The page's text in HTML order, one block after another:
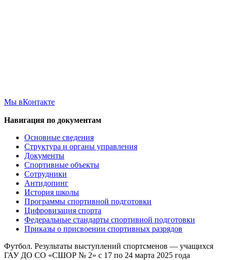
Мы вКонтакте
Навигация по документам
Основные сведения
Структура и органы управления
Документы
Спортивные объекты
Сотрудники
Антидопинг
История школы
Программы спортивной подготовки
Цифровизация спорта
Федеральные стандарты спортивной подготовки
Приказы о присвоении спортивных разрядов
Футбол. Результаты выступлений спортсменов — учащихся
ГАУ ДО СО «СШОР № 2» с 17 по 24 марта 2025 года